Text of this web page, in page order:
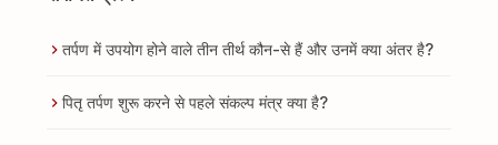
तर्पण में उपयोग होने वाले तीन तीर्थ कौन-से हैं और उनमें क्या अंतर है?
पितृ तर्पण शुरू करने से पहले संकल्प मंत्र क्या है?